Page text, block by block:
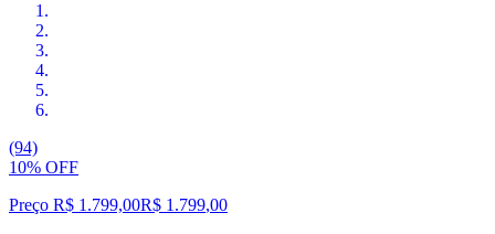
(94)
10% OFF
Preço R$ 1.799,00R$ 1.799,00